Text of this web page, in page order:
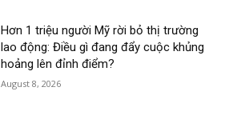
Hơn 1 triệu người Mỹ rời bỏ thị trường
lao động: Điều gì đang đẩy cuộc khủng
hoảng lên đỉnh điểm?
August 8, 2026